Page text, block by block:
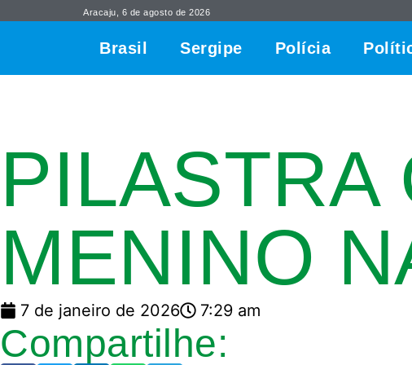
Aracaju, 6 de agosto de 2026
Brasil Sergipe Polícia
PILASTRA
MENINO
7 de janeiro de 2026 7:29 am
Compartilhe: